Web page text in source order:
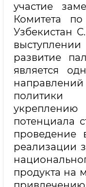
участие
Комитета
Узбекистан
развитие
является
потенциала
проведение
реализации
продукта на